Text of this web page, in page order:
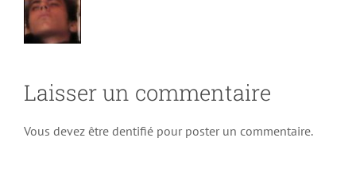
Laisser un commentaire
Vous devez être dentifié pour poster un commentaire.